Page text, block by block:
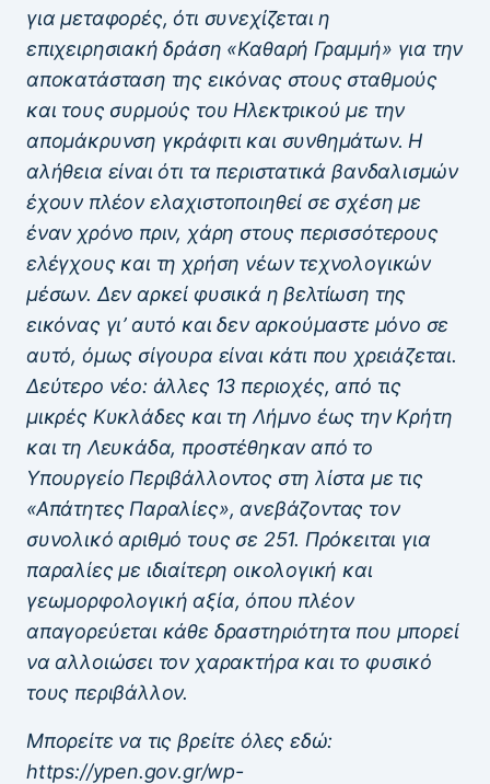
για μεταφορές, ότι συνεχίζεται η
επιχειρησιακή δράση «Καθαρή Γραμμή» για την
αποκατάσταση της εικόνας στους σταθμούς
και τους συρμούς του Ηλεκτρικού με την
απομάκρυνση γκράφιτι και συνθημάτων. Η
αλήθεια είναι ότι τα περιστατικά βανδαλισμών
έχουν πλέον ελαχιστοποιηθεί σε σχέση με
έναν χρόνο πριν, χάρη στους περισσότερους
ελέγχους και τη χρήση νέων τεχνολογικών
μέσων. Δεν αρκεί φυσικά η βελτίωση της
εικόνας γι’ αυτό και δεν αρκούμαστε μόνο σε
αυτό, όμως σίγουρα είναι κάτι που χρειάζεται.
Δεύτερο νέο: άλλες 13 περιοχές, από τις
μικρές Κυκλάδες και τη Λήμνο έως την Κρήτη
και τη Λευκάδα, προστέθηκαν από το
Υπουργείο Περιβάλλοντος στη λίστα με τις
«Απάτητες Παραλίες», ανεβάζοντας τον
συνολικό αριθμό τους σε 251. Πρόκειται για
παραλίες με ιδιαίτερη οικολογική και
γεωμορφολογική αξία, όπου πλέον
απαγορεύεται κάθε δραστηριότητα που μπορεί
να αλλοιώσει τον χαρακτήρα και το φυσικό
τους περιβάλλον.
Μπορείτε να τις βρείτε όλες εδώ:
https://ypen.gov.gr/wp-